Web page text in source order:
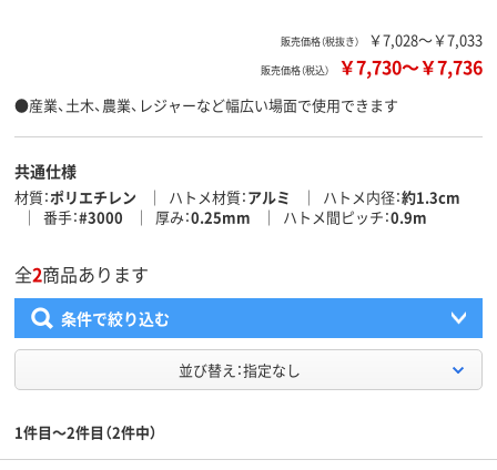
販売価格（税抜き） ￥7,028～￥7,033
販売価格（税込） ￥7,730～￥7,736
●産業、土木、農業、レジャーなど幅広い場面で使用できます
共通仕様
材質 ポリエチレン ハトメ材質 アルミ ハトメ内径 約1.3cm
番手 #3000 厚み 0.25mm ハトメ間ピッチ 0.9m
全2商品あります
条件で絞り込む
並び替え：指定なし
1件目～2件目（2件中）